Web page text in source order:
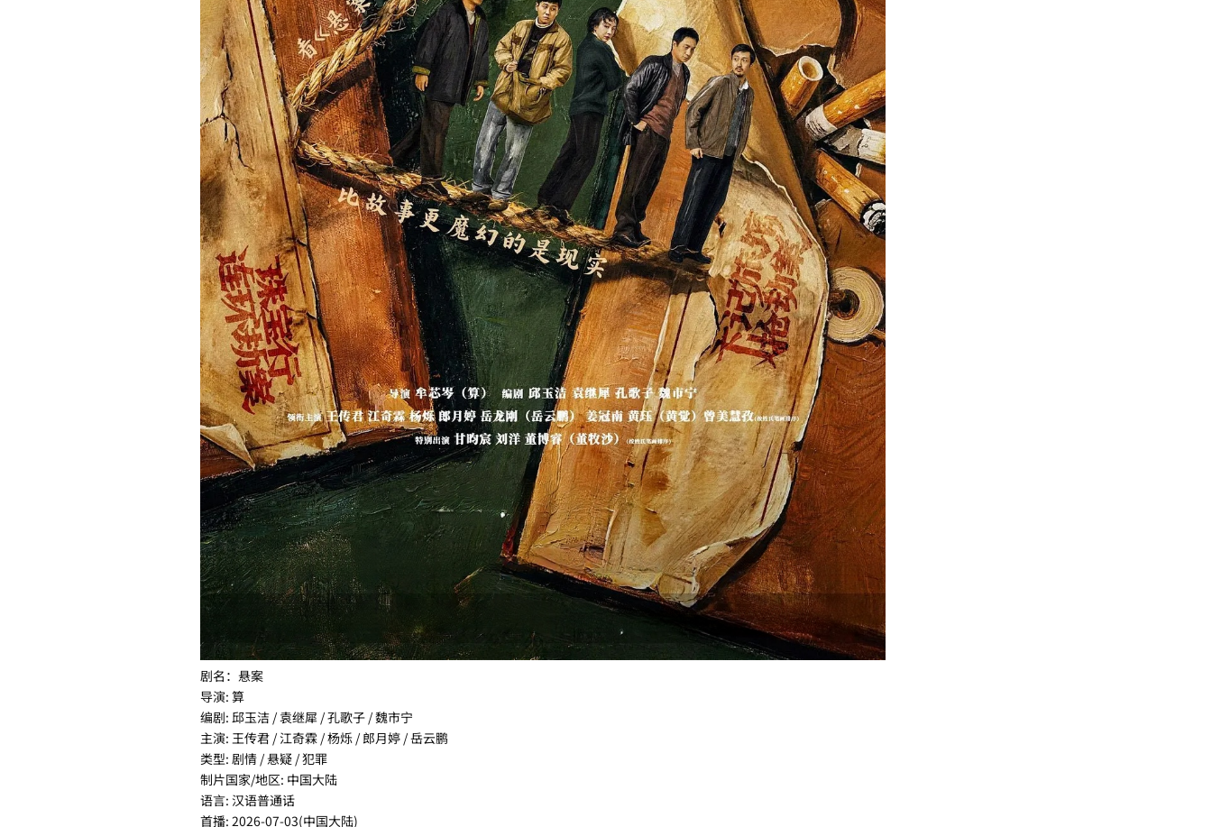
剧名：悬案
导演: 算
编剧: 邱玉洁 / 袁继犀 / 孔歌子 / 魏市宁
主演: 王传君 / 江奇霖 / 杨烁 / 郎月婷 / 岳云鹏
类型: 剧情 / 悬疑 / 犯罪
制片国家/地区: 中国大陆
语言: 汉语普通话
首播: 2026-07-03(中国大陆)